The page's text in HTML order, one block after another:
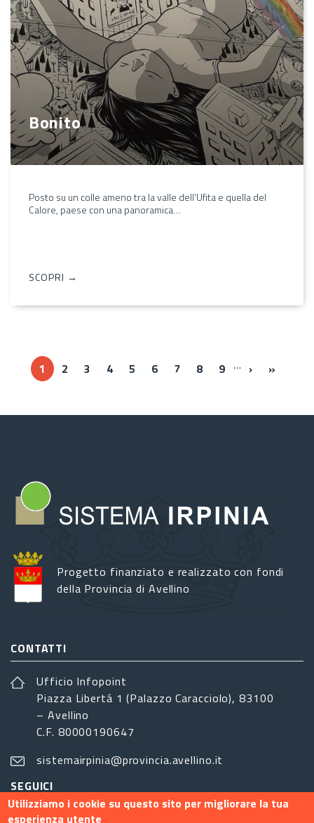
Bonito
Posto su un colle ameno tra la valle dell'Ufita e quella del
Calore, paese con una panoramica…
SCOPRI →
1 2 3 4 5 6 7 8 9 … ››› »Ultima
Progetto finanziato e realizzato con fondi
della Provincia di Avellino
CONTATTI
Ufficio Infopoint
Piazza Libertá 1 (Palazzo Caracciolo), 83100
– Avellino
C.F. 80000190647
sistemairpinia@provincia.avellino.it
SEGUICI
Utilizziamo i cookie su questo sito per migliorare la tua
esperienza utente